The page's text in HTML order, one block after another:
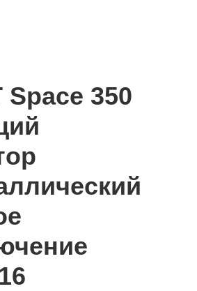
Space 350